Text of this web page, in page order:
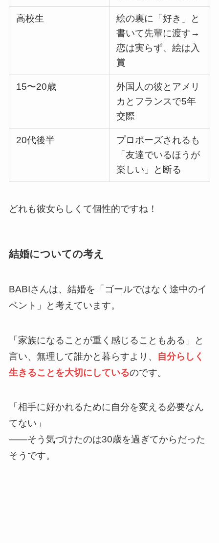
高校生
絵の裏に「好き」と
書いて先輩に渡す→
恋は実らず、絵は入
賞
15〜20歳
外国人の彼とアメリ
カとフランスで5年
交際
20代後半
プロポーズされるも
「友達でいるほうが
楽しい」と断る
どれも彼女らしくて個性的ですね！
結婚についての考え
BABIさんは、結婚を「ゴールではなく途中のイ
ベント」と考えています。
「家族になることが重く感じることもある」と
言い、無理して誰かと暮らすより、 自分らしく
生きることを大切にしているのです。
「相手に好かれるために自分を変える必要なん
てない」
——そう気づけたのは30歳を過ぎてからだった
そうです。